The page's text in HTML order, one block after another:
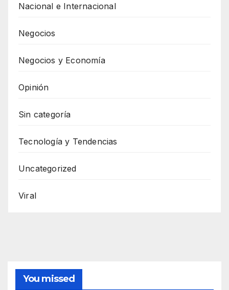
Nacional e Internacional
Negocios
Negocios y Economía
Opinión
Sin categoría
Tecnología y Tendencias
Uncategorized
Viral
You missed